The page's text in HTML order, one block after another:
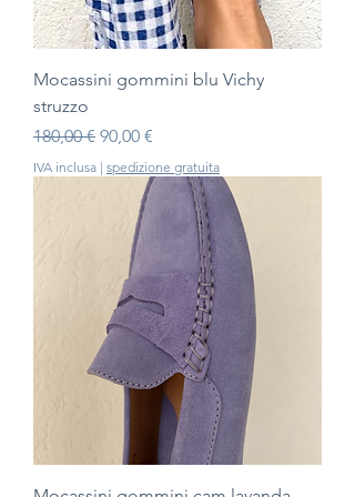
Mocassini gommini blu Vichy
struzzo
Prezzo regolare
180,00 € Prezzo scontato
90,00 €
IVA inclusa | spedizione gratuita